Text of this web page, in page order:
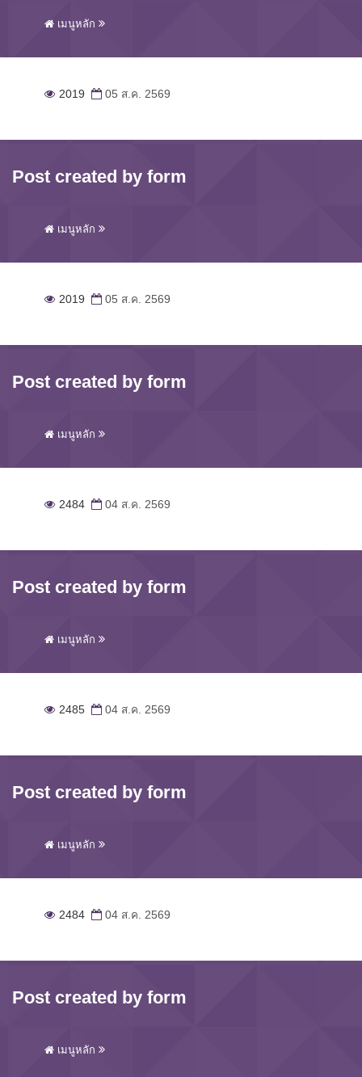
เมนูหลัก
2019 05 ส.ค. 2569
Post created by form
เมนูหลัก
2019 05 ส.ค. 2569
Post created by form
เมนูหลัก
2484 04 ส.ค. 2569
Post created by form
เมนูหลัก
2485 04 ส.ค. 2569
Post created by form
เมนูหลัก
2484 04 ส.ค. 2569
Post created by form
เมนูหลัก